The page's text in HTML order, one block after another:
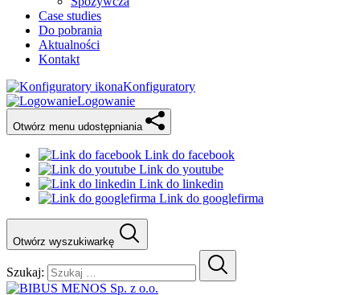
Case studies
Do pobrania
Aktualności
Kontakt
Konfiguratory
Logowanie
Otwórz menu udostępniania
Link do facebook
Link do youtube
Link do linkedin
Link do googlefirma
Otwórz wyszukiwarkę
Szukaj: